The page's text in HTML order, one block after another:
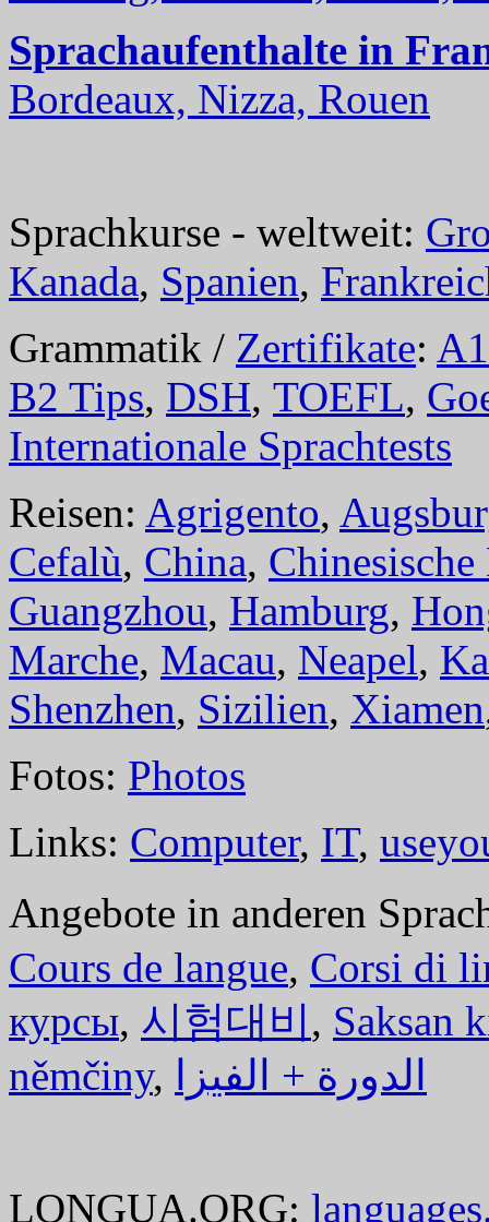
Sprachaufenthalte in
Bordeaux, Nizza, Rouen
Sprachkurse - weltweit:
Kanada, Spanien,
Grammatik / Zertifikate: A1
B2 Tips, DSH, TOEFL,
Internationale Sprachtests
Reisen: Agrigento,
Cefalù, China, Chinesische
Guangzhou, Hamburg,
Marche, Macau, Neapel,
Shenzhen, Sizilien, Xiamen
Fotos: Photos
Links: Computer, IT,
Angebote in anderen
Cours de langue, Corsi di
курсы, 시험대비, Saksan
němčiny, الدورة + الفيزا
LONGUA.ORG: